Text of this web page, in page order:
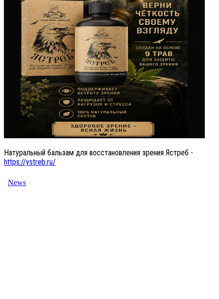
Натуральный бальзам для восстановления зрения Ястреб -
https://ystreb.ru/